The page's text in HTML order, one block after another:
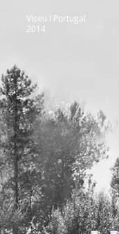
Viseu I Portugal
2014